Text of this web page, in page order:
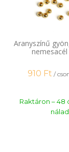
Aranyszínű
910 Ft /
Raktáron – 48
nálad